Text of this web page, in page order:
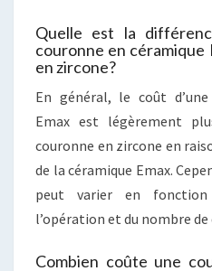
Quelle est la
couronne en céramique
en zircone?
En général, le coût
Emax est légèrement
couronne en zircone en
de la céramique Emax.
peut varier en
l’opération et du nombre
Combien coûte une